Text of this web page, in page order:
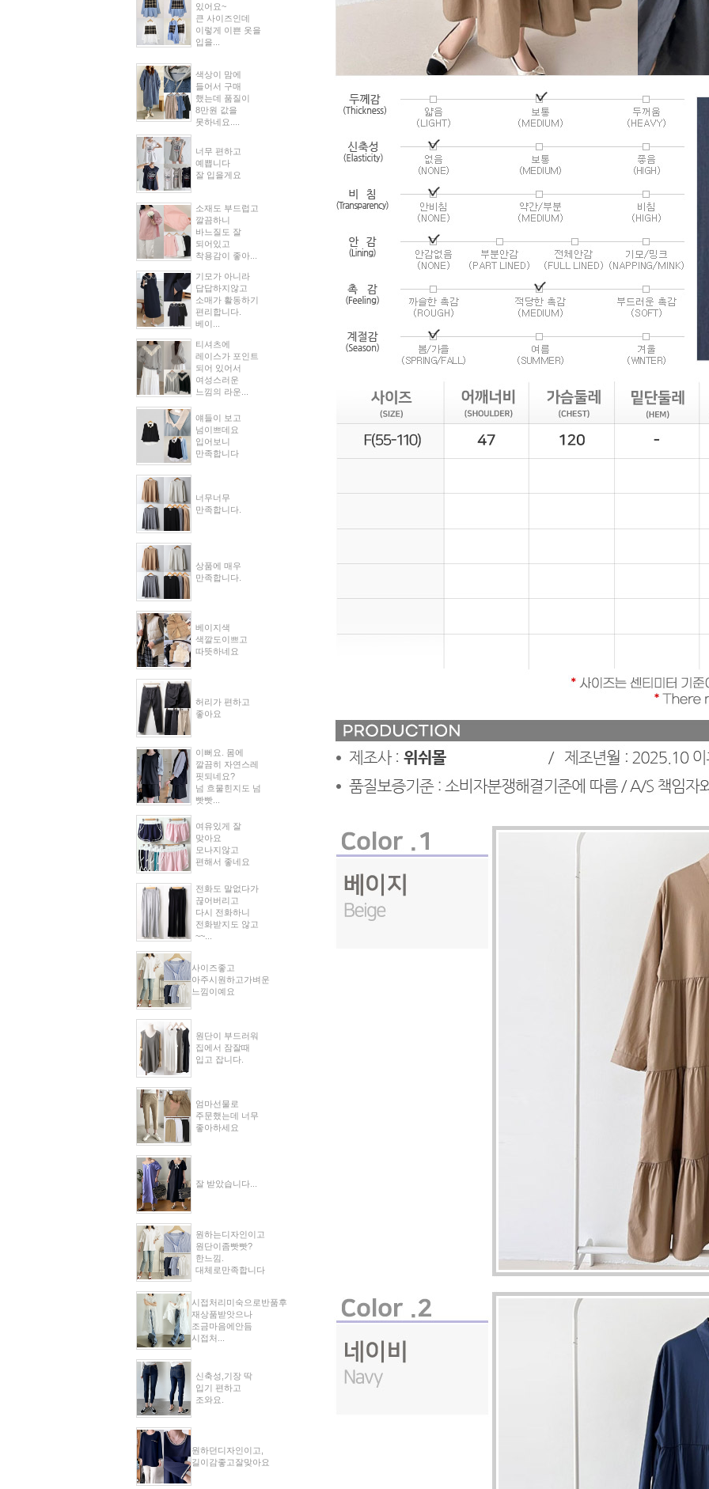
있어요~
큰 사이즈인데
이렇게 이쁜 옷을
입을...
색상이 맘에
들어서 구매
했는데 품질이
8만원 값을
못하네요....
너무 편하고
예쁩니다
잘 입을게요
소재도 부드럽고
깔끔하니
바느질도 잘
되어있고
착용감이 좋아...
기모가 아니라
답답하지않고
소매가 활동하기
편리합니다.
베이...
티셔츠에
레이스가 포인트
되어 있어서
여성스러운
느낌의 라운...
얘들이 보고
넘이쁘데요
입어보니
만족합니다
너무너무
만족합니다.
상품에 매우
만족합니다.
베이지색
색깔도이쁘고
따뜻하네요
허리가 편하고
좋아요
이뻐요. 몸에
깔끔히 자연스레
핏되네요?
넘 흐물힌지도 넘
빳빳...
여유있게 잘
맞아요
모나지않고
편해서 좋네요
전화도 말없다가
끊어버리고
다시 전화하니
전화받지도 않고
~~...
사이즈좋고
아주시원하고가벼운
느낌이예요
원단이 부드러워
집에서 잠잘때
입고 잡니다.
엄마선물로
주문했는데 너무
좋아하세요
잘 받았습니다...
원하는디자인이고
원단이좀빳빳?
한느낌.
대체로만족합니다
시접처리미숙으로반품후
재상품받앗으나
조금마음에안듬
시접처...
신축성,기장 딱
입기 편하고
조와요.
원하던디자인이고,
길이감좋고잘맞아요
라이프 하세